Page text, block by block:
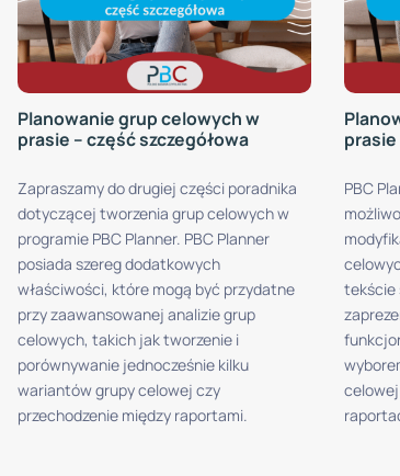
Planowanie grup celowych w
prasie – część szczegółowa
Zapraszamy do drugiej części poradnika
dotyczącej tworzenia grup celowych w
programie PBC Planner. PBC Planner
posiada szereg dodatkowych
właściwości, które mogą być przydatne
przy zaawansowanej analizie grup
celowych, takich jak tworzenie i
porównywanie jednocześnie kilku
wariantów grupy celowej czy
przechodzenie między raportami.
PBC
tekście